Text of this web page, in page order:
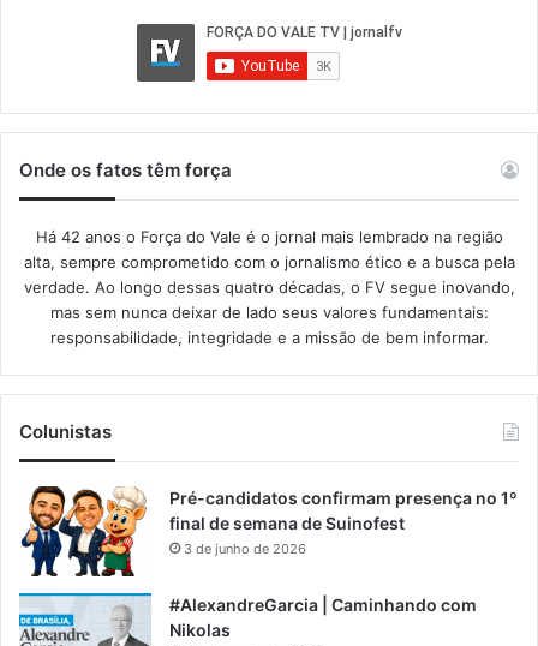
Onde os fatos têm força
Há 42 anos o Força do Vale é o jornal mais lembrado na região
alta, sempre comprometido com o jornalismo ético e a busca pela
verdade. Ao longo dessas quatro décadas, o FV segue inovando,
mas sem nunca deixar de lado seus valores fundamentais:
responsabilidade, integridade e a missão de bem informar.​
Colunistas
Pré-candidatos confirmam presença no 1º
final de semana de Suinofest
3 de junho de 2026
#AlexandreGarcia | Caminhando com
Nikolas